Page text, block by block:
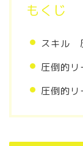
もくじ
スキル
圧倒的
圧倒的